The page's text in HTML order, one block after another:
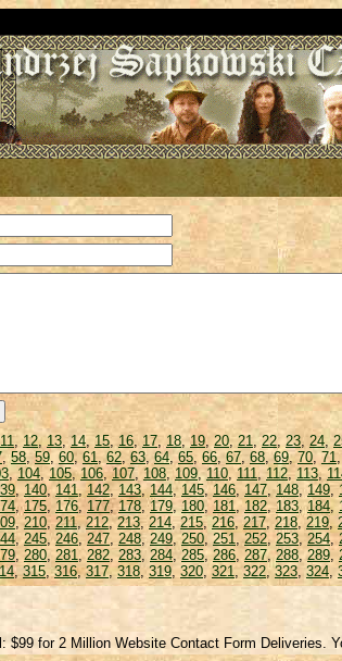
11, 12, 13, 14, 15, 16, 17, 18,19, 20, 21,22, 23, 24,
, 58,59, 60, 61,62,63, 64,65, 66, 67, 68,69,70,71,
, 104, 105,106,107, 108, 109, 110, 111, 112, 113,
, 140,141, 142, 143,144, 145,146, 147,148, 149,
,175, 176, 177,178,179, 180, 181, 182, 183,184,
,210, 211, 212,213, 214,215, 216,217, 218, 219,
, 245,246, 247, 248, 249,250, 251,252, 253, 254,
, 280, 281, 282,283, 284,285, 286, 287,288,289,
, 315,316,317,318, 319, 320, 321,322, 323, 324,
$99 for 2 Million Website Contact Form Deliveries.